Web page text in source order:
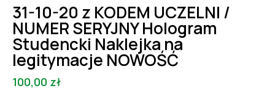
31-10-20 z KODEM UCZELNI /
NUMER SERYJNY Hologram
Studencki Naklejka na
legitymacje NOWOŚĆ
100,00 zł